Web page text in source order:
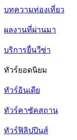
บทความท่องเที่ยว
ผลงานที่ผ่านมา
บริการยื่นวีซ่า
ทัวร์ยอดนิยม
ทัวร์อินเดีย
ทัวร์คาซัคสถาน
ทัวร์ฟิลิปปินส์